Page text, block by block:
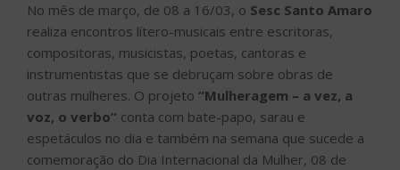
No mês de março, de 08 a 16/03, o Sesc Santo Amaro
realiza encontros lítero-musicais entre escritoras,
compositoras, musicistas, poetas, cantoras e
instrumentistas que se debruçam sobre obras de
outras mulheres. O projeto “Mulheragem – a vez, a
voz, o verbo” conta com bate-papo, sarau e
espetáculos no dia e também na semana que sucede a
comemoração do Dia Internacional da Mulher, 08 de